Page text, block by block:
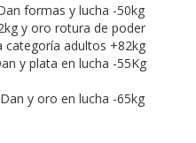
formas y lucha -50kg
y oro rotura de poder
categoría adultos +82kg
y plata en lucha -55Kg
y oro en lucha -65kg